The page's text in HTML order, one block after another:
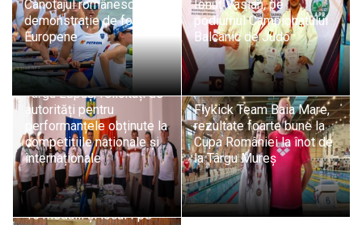
Canotajul românesc,
demonstrație de forță la
Europene
Ionuț Vasian, pe
podiumul Campionatului
Balcanic de Judo
Sportivii A.C.S. Athletic
Târgu Lăpuș, felicitați de
autorități pentru
performanțele obținute la
competițiile naționale și
internaționale
Flykick Team Baia Mare,
rezultate foarte bune la
Cupa României la înot de
la Târgu Mureș
15 medalii și locul I pe